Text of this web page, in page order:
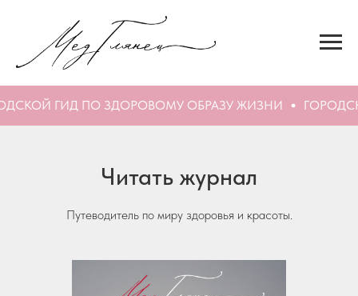
ГИД ПО ЗДОРОВОМУ ОБРАЗУ ЖИЗНИ
Читать журнал
Путеводитель по миру здоровья и красоты.